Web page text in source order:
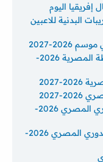
إفريقيا اليوم
البدنية للاعبين
2027
مواعيد مباريات الزمالك في كأس الرابطة المصرية 2026-
2027
2027
موعد مباراة الزمالك وبيراميدز في الدوري المصري 2026-
منافس الزمالك في الجولة الأولى من الدوري المصري 2026-